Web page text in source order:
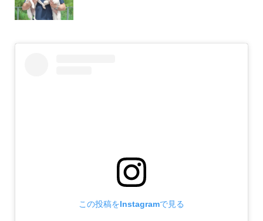
この投稿をInstagramで見る